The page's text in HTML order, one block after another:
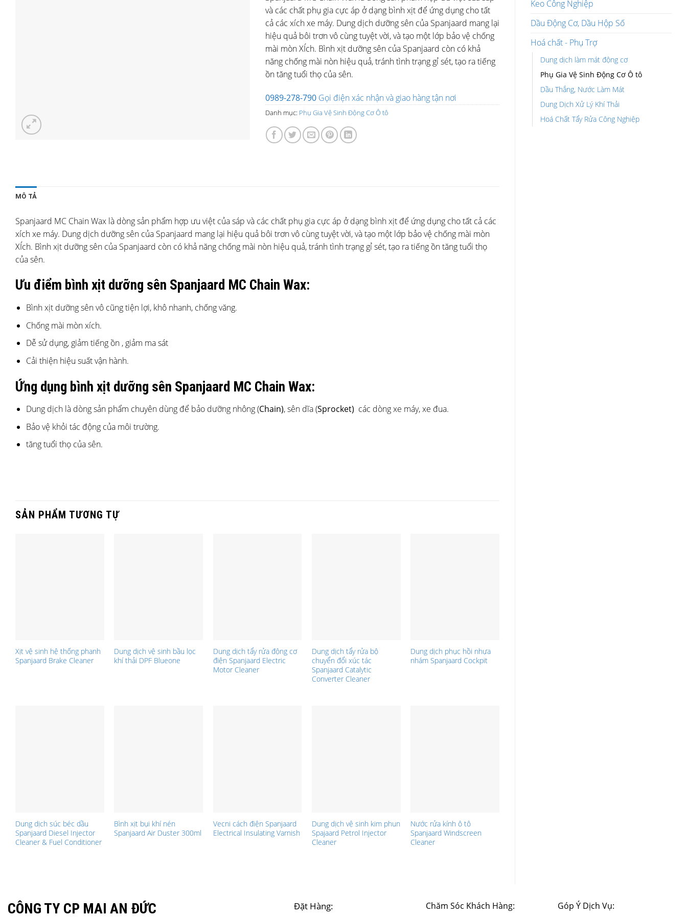
Keo Công Nghiệp
Dầu Động Cơ, Dầu Hộp Số
Hoá chất - Phụ Trợ
Dung dịch làm mát động cơ
Phụ Gia Vệ Sinh Động Cơ Ô tô
Dầu Thắng, Nước Làm Mát
Dung Dịch Xử Lý Khí Thải
Hoá Chất Tẩy Rửa Công Nghiệp
và các chất phụ gia cực áp ở dạng bình xịt để ứng dụng cho tất
cả các xích xe máy. Dung dịch dưỡng sên của Spanjaard mang lại
hiệu quả bôi trơn vô cùng tuyệt vời, và tạo một lớp bảo vệ chống
mài mòn XÍch. Bình xịt dưỡng sên của Spanjaard còn có khả
năng chống mài nòn hiệu quả, tránh tình trạng gỉ sét, tạo ra tiếng
ồn tăng tuổi thọ của sên.
0989-278-790 Gọi điện xác nhận và giao hàng tận nơi
Danh mục: Phụ Gia Vệ Sinh Động Cơ Ô tô
MÔ TẢ
Spanjaard MC Chain Wax là dòng sản phẩm hợp ưu việt của sáp và các chất phụ gia cực áp ở dạng bình xịt để ứng dụng cho tất cả các
xích xe máy. Dung dịch dưỡng sên của Spanjaard mang lại hiệu quả bôi trơn vô cùng tuyệt vời, và tạo một lớp bảo vệ chống mài mòn
XÍch. Bình xịt dưỡng sên của Spanjaard còn có khả năng chống mài nòn hiệu quả, tránh tình trạng gỉ sét, tạo ra tiếng ồn tăng tuổi thọ
của sên.
Ưu điểm bình xịt dưỡng sên Spanjaard MC Chain Wax:
Bình xịt dưỡng sên vô cũng tiện lợi, khô nhanh, chống văng.
Chống mài mòn xích.
Dễ sử dụng, giảm tiếng ồn , giảm ma sát
Cải thiện hiệu suất vận hành.
Ứng dụng bình xịt dưỡng sên Spanjaard MC Chain Wax:
Dung dịch là dòng sản phẩm chuyên dùng để bảo dưỡng nhông (Chain), sên dĩa (Sprocket) các dòng xe máy, xe đua.
Bảo vệ khỏi tác động của môi trường.
tăng tuổi thọ của sên.
SẢN PHẨM TƯƠNG TỰ
Xịt vệ sinh hệ thống phanh
Spanjaard Brake Cleaner
Dung dịch vệ sinh bầu lọc
khí thải DPF Blueone
Dung dịch tẩy rửa động cơ
điện Spanjaard Electric
Motor Cleaner
Dung dịch tẩy rửa bộ
chuyển đổi xúc tác
Spanjaard Catalytic
Converter Cleaner
Dung dịch phục hồi nhựa
nhám Spanjaard Cockpit
Dung dịch súc béc dầu
Spanjaard Diesel Injector
Cleaner & Fuel Conditioner
Bình xịt bụi khí nén
Spanjaard Air Duster 300ml
Vecni cách điện Spanjaard
Electrical Insulating Varnish
Dung dịch vệ sinh kim phun
Spajaard Petrol Injector
Cleaner
Nước rửa kính ô tô
Spanjaard Windscreen
Cleaner
CÔNG TY CP MAI AN ĐỨC Đặt Hàng: Chăm Sóc Khách Hàng: Góp Ý Dịch Vụ: